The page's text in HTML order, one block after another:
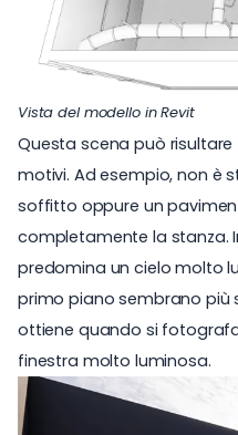
Vista del modello in Revit
Questa scena può
motivi. Ad esempio, non è
soffitto oppure un
completamente la stanza.
predomina un cielo molto
primo piano sembrano più
ottiene quando si
finestra molto luminosa.